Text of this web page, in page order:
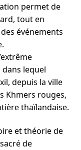
permet de
tout en
événements
dans lequel
depuis la ville
Khmers rouges,
thaïlandaise.
et théorie de
de